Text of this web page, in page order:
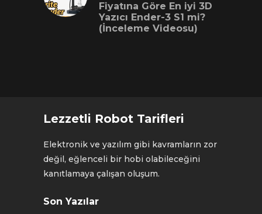
Fiyatına Göre En iyi 3D
Yazıcı Ender-3 S1 mi?
(İnceleme Videosu)
Lezzetli Robot Tarifleri
Elektronik ve yazılım gibi kavramların zor
değil, eğlenceli bir hobi olabileceğini
kanıtlamaya çalışan oluşum.
Son Yazılar